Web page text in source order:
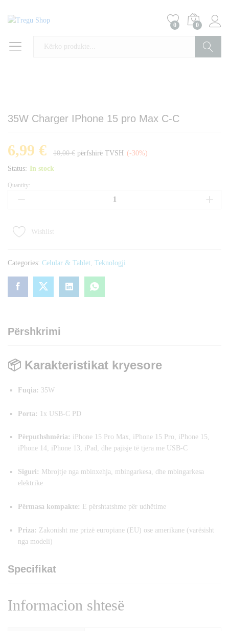
0 0
35W Charger IPhone 15 pro Max C-C
6,99 € 10,00€ përfshirë TVSH (-30%)
Status: In stock
35W
Charger
pro
C
quantity
Quantity:
Wishlist
Categories: Celular & Tablet Teknologji
Përshkrimi
📦 Karakteristikat kryesore
Fuqia: 35W
Porta: 1x USB-C PD
Përputhshmëria: iPhone 15 Pro Max, iPhone 15 Pro, iPhone 15,
iPhone 14, iPhone 13, iPad, dhe pajisje të tjera me USB-C
Siguri: Mbrojtje nga mbinxehja, mbingarkesa, dhe mbingarkesa
elektrike
Përmasa kompakte: E përshtatshme për udhëtime
Priza: Zakonisht me prizë europiane (EU) ose amerikane (varësisht
nga modeli)
Specifikat
Informacion shtesë